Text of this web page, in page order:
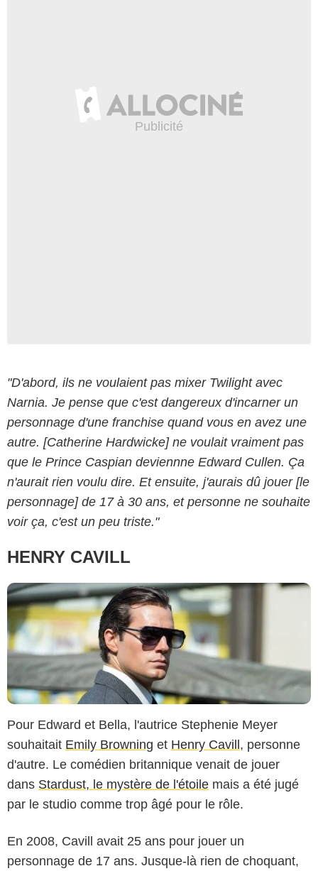
"D'abord, ils ne voulaient pas mixer Twilight avec
Narnia. Je pense que c'est dangereux d'incarner un
personnage d'une franchise quand vous en avez une
autre. [Catherine Hardwicke] ne voulait vraiment pas
que le Prince Caspian deviennne Edward Cullen. Ça
n'aurait rien voulu dire. Et ensuite, j'aurais dû jouer [le
personnage] de 17 à 30 ans, et personne ne souhaite
voir ça, c'est un peu triste."
HENRY CAVILL
2015 Warner Bros. Entertainment Inc. and Ratpac-Dune Entertainment LLC
Pour Edward et Bella, l'autrice Stephenie Meyer
souhaitait Emily Browning et Henry Cavill, personne
d'autre. Le comédien britannique venait de jouer
dans Stardust, le mystère de l'étoile mais a été jugé
par le studio comme trop âgé pour le rôle.
En 2008, Cavill avait 25 ans pour jouer un
personnage de 17 ans. Jusque-là rien de choquant,